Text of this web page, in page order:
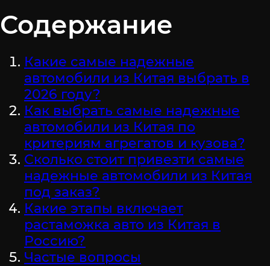
Содержание
Какие самые надежные
автомобили из Китая выбрать в
2026 году?
Как выбрать самые надежные
автомобили из Китая по
критериям агрегатов и кузова?
Сколько стоит привезти самые
надежные автомобили из Китая
под заказ?
Какие этапы включает
растаможка авто из Китая в
Россию?
Частые вопросы